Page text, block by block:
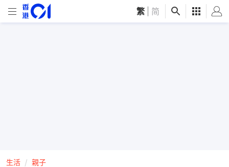
繁 简
生活 親子